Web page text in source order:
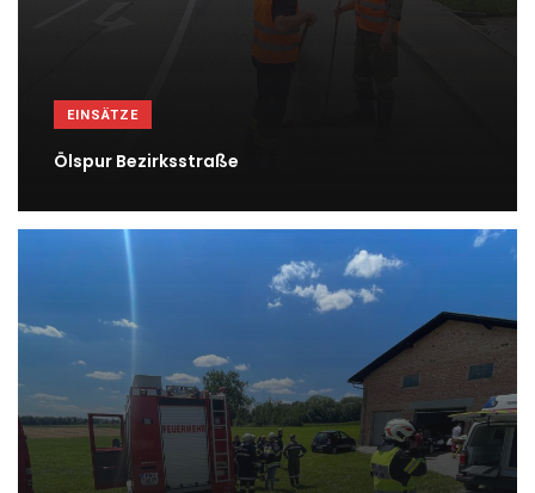
EINSÄTZE
Ölspur Bezirksstraße